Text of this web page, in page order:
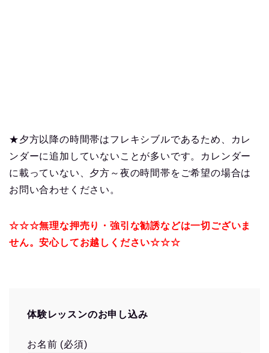
★夕方以降の時間帯はフレキシブルであるため、カレ
ンダーに追加していないことが多いです。カレンダー
に載っていない、夕方～夜の時間帯をご希望の場合は
お問い合わせください。
☆☆☆無理な押売り・強引な勧誘などは一切ございま
せん。安心してお越しください☆☆☆
体験レッスンのお申し込み
お名前 (必須)